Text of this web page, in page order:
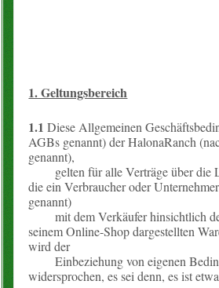
EM-Info
Rezepte
Kontakt
Blogartikel
1. Geltungsbereich
1.1 Diese Allgemeinen
AGBs genannt) der HalonaRanch
genannt),
gelten für alle Verträge über die
die ein Verbraucher oder
genannt)
mit dem Verkäufer hinsichtlich
seinem Online-Shop dargestellten
wird der
Einbeziehung von eigenen
widersprochen, es sei denn, es ist